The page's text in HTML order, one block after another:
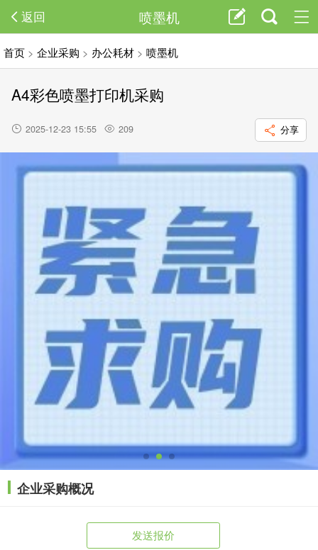
返回 喷墨机
首页 >企业采购 > 办公耗材 >喷墨机
A4彩色喷墨打印机采购
2025-12-23 15:55 209 分享
企业采购概况
发送报价